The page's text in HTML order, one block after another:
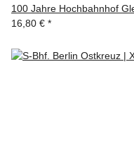
100 Jahre Hochbahnhof
16,80 € *